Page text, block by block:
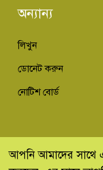
অন্যান্য
লিখুন
ডোনেট করুন
নোটিশ বোর্ড
© কিভাবে
আপনি আমাদের সাথে